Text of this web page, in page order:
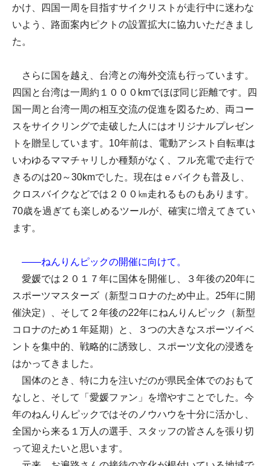
かけ、四国一周を目指すサイクリストが走行中に迷わな
いよう、路面案内ピクトの設置拡大に協力いただきまし
た。
さらに国を越え、台湾との海外交流も行っています。
四国と台湾は一周約１０００kmでほぼ同じ距離です。四
国一周と台湾一周の相互交流の促進を図るため、両コー
スをサイクリングで走破した人にはオリジナルプレゼン
トを贈呈しています。10年前は、電動アシスト自転車は
いわゆるママチャリしか種類がなく、フル充電で走行で
きるのは20～30kmでした。現在はｅバイクも普及し、
クロスバイクなどでは２００㎞走れるものもあります。
70歳を過ぎても楽しめるツールが、確実に増えてきてい
ます。
――ねんりんピックの開催に向けて。
愛媛では２０１７年に国体を開催し、３年後の20年に
スポーツマスターズ（新型コロナのため中止。25年に開
催決定）、そして２年後の22年にねんりんピック（新型
コロナのため１年延期）と、３つの大きなスポーツイベ
ントを集中的、戦略的に誘致し、スポーツ文化の浸透を
はかってきました。
国体のとき、特に力を注いだのが県民全体でのおもて
なしと、そして「愛媛ファン」を増やすことでした。今
年のねんりんピックではそのノウハウを十分に活かし、
全国から来る１万人の選手、スタッフの皆さんを張り切
って迎えたいと思います。